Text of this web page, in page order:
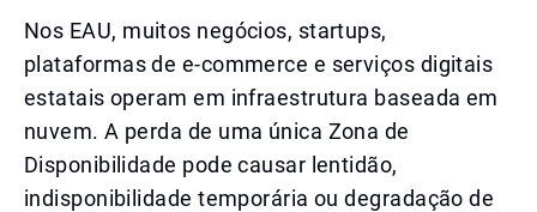
Nos EAU, muitos negócios, startups,
plataformas de e-commerce e serviços digitais
estatais operam em infraestrutura baseada em
nuvem. A perda de uma única Zona de
Disponibilidade pode causar lentidão,
indisponibilidade temporária ou degradação de